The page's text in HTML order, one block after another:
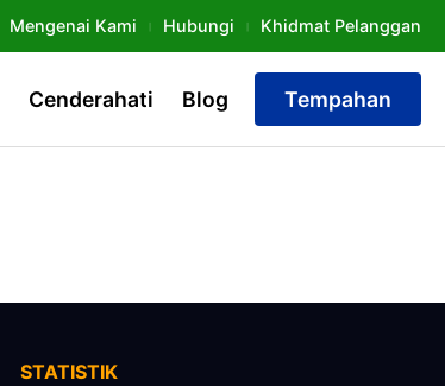
Mengenai Kami Hubungi Khidmat Pelanggan
Cenderahati Blog Tempahan
STATISTIK